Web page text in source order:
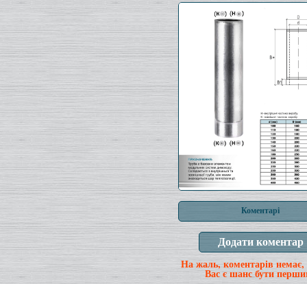
Коментарі
На жаль, коментарів немає,
Вас є шанс бути